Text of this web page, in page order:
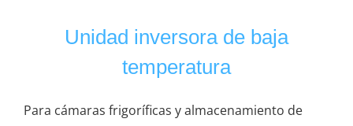
Unidad inversora de baja
temperatura
Para cámaras frigoríficas y almacenamiento de